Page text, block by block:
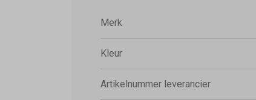
Merk
Kleur
Artikelnummer leverancier